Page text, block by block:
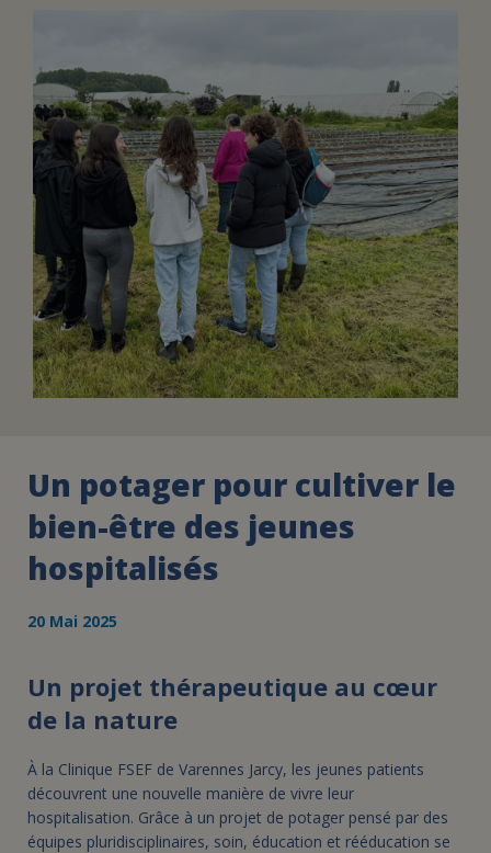
ASSURANCE VIE/LEGS
ESPACE PRESSE
JE DEVIENS
BÉNÉVOLE
DEVENIR
UN PETIT PRINCE
Un potager pour cultiver le
bien-être des jeunes
hospitalisés
20 Mai 2025
Un projet thérapeutique au cœur
de la nature
À la Clinique FSEF de Varennes Jarcy, les jeunes patients
découvrent une nouvelle manière de vivre leur
hospitalisation. Grâce à un projet de potager pensé par des
équipes pluridisciplinaires, soin, éducation et rééducation se